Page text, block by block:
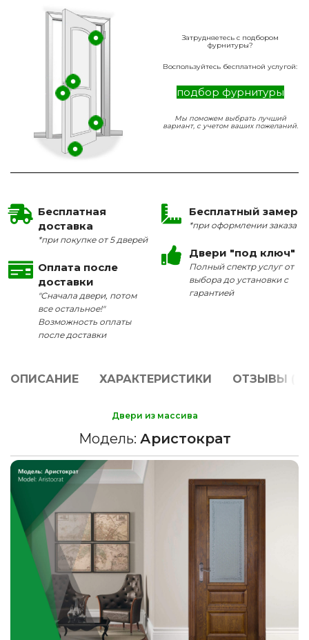
Затрудняетесь с подбором
фурнитуры?
Воспользуйтесь бесплатной услугой:
подбор фурнитуры
Мы поможем выбрать лучший
вариант, с учетом ваших пожеланий.
Бесплатная
доставка
*при покупке от 5 дверей
Оплата после
доставки
"Сначала двери, потом
все остальное!"
Возможность оплаты
после доставки
Бесплатный замер
*при оформлении заказа
Двери "под ключ"
Полный спектр услуг от
выбора до установки с
гарантией
ОПИСАНИЕ ХАРАКТЕРИСТИКИ ОТЗЫВЫ (0)
Двери из массива
Модель: Аристократ